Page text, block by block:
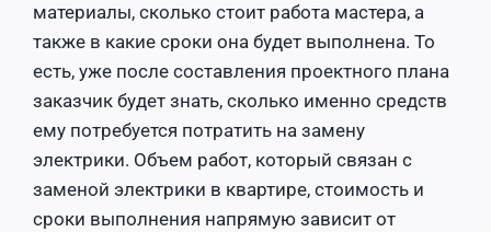
материалы, сколько стоит работа мастера, а
также в какие сроки она будет выполнена. То
есть, уже после составления проектного плана
заказчик будет знать, сколько именно средств
ему потребуется потратить на замену
электрики. Объем работ, который связан с
заменой электрики в квартире, стоимость и
сроки выполнения напрямую зависит от